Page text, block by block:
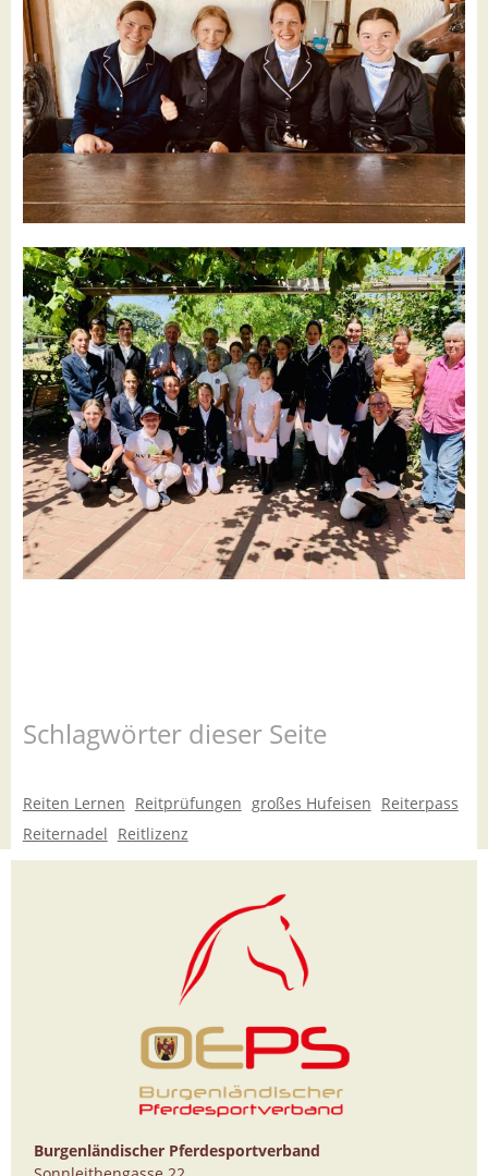
Schlagwörter dieser Seite
Reiten Lernen Reitprüfungen großes Hufeisen Reiterpass
Reiternadel Reitlizenz
Burgenländischer Pferdesportverband